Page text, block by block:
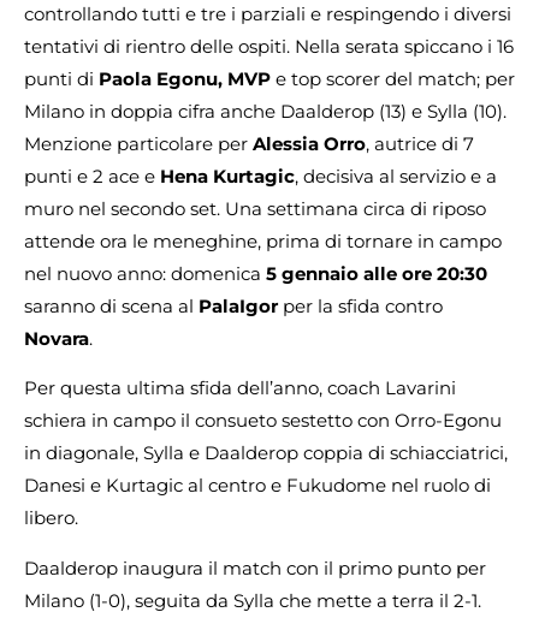
controllando tutti e tre i parziali e respingendo i diversi
tentativi di rientro delle ospiti. Nella serata spiccano i 16
punti di Paola Egonu, MVP e top scorer del match; per
Milano in doppia cifra anche Daalderop (13) e Sylla (10).
Menzione particolare per Alessia Orro, autrice di 7
punti e 2 ace e Hena Kurtagic, decisiva al servizio e a
muro nel secondo set. Una settimana circa di riposo
attende ora le meneghine, prima di tornare in campo
nel nuovo anno: domenica 5 gennaio alle ore 20:30
saranno di scena al PalaIgorper la sfida contro
Novara.
Per questa ultima sfida dell’anno, coach Lavarini
schiera in campo il consueto sestetto con Orro-Egonu
in diagonale, Sylla e Daalderop coppia di schiacciatrici,
Danesi e Kurtagic al centro e Fukudome nel ruolo di
libero.
Daalderop inaugura il match con il primo punto per
Milano (1-0), seguita da Sylla che mette a terra il 2-1.